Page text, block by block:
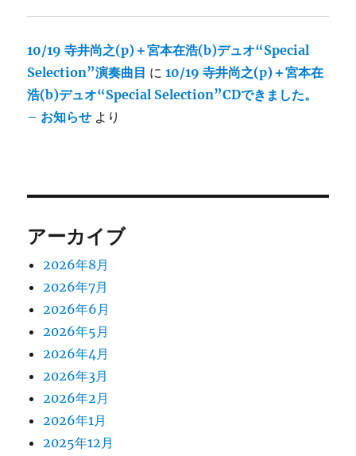
10/19 寺井尚之(p)＋宮本在浩(b)デュオ“Special
Selection”演奏曲目 に10/19 寺井尚之(p)＋宮本在
浩(b)デュオ“Special Selection”CDできました。
– お知らせ より
アーカイブ
2026年8月
2026年7月
2026年6月
2026年5月
2026年4月
2026年3月
2026年2月
2026年1月
2025年12月